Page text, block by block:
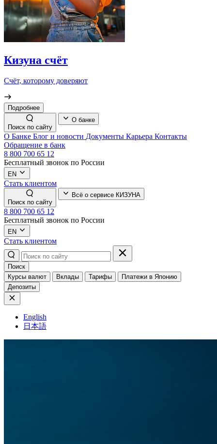
Кизуна счёт
Счёт, которому доверяют
Подробнее
Поиск по сайту
О банке
О Банке Блог и новости Документы Карьера Контакты
Обращение в банк
8 800 700 65 12
Бесплатный звонок по России
EN
Стать клиентом
Поиск по сайту
Всё о сервисе КИЗУНА
8 800 700 65 12
Бесплатный звонок по России
EN
Стать клиентом
Поиск
Курсы валют
Вклады Тарифы
Платежи в Японию
Депозиты
English
日本語